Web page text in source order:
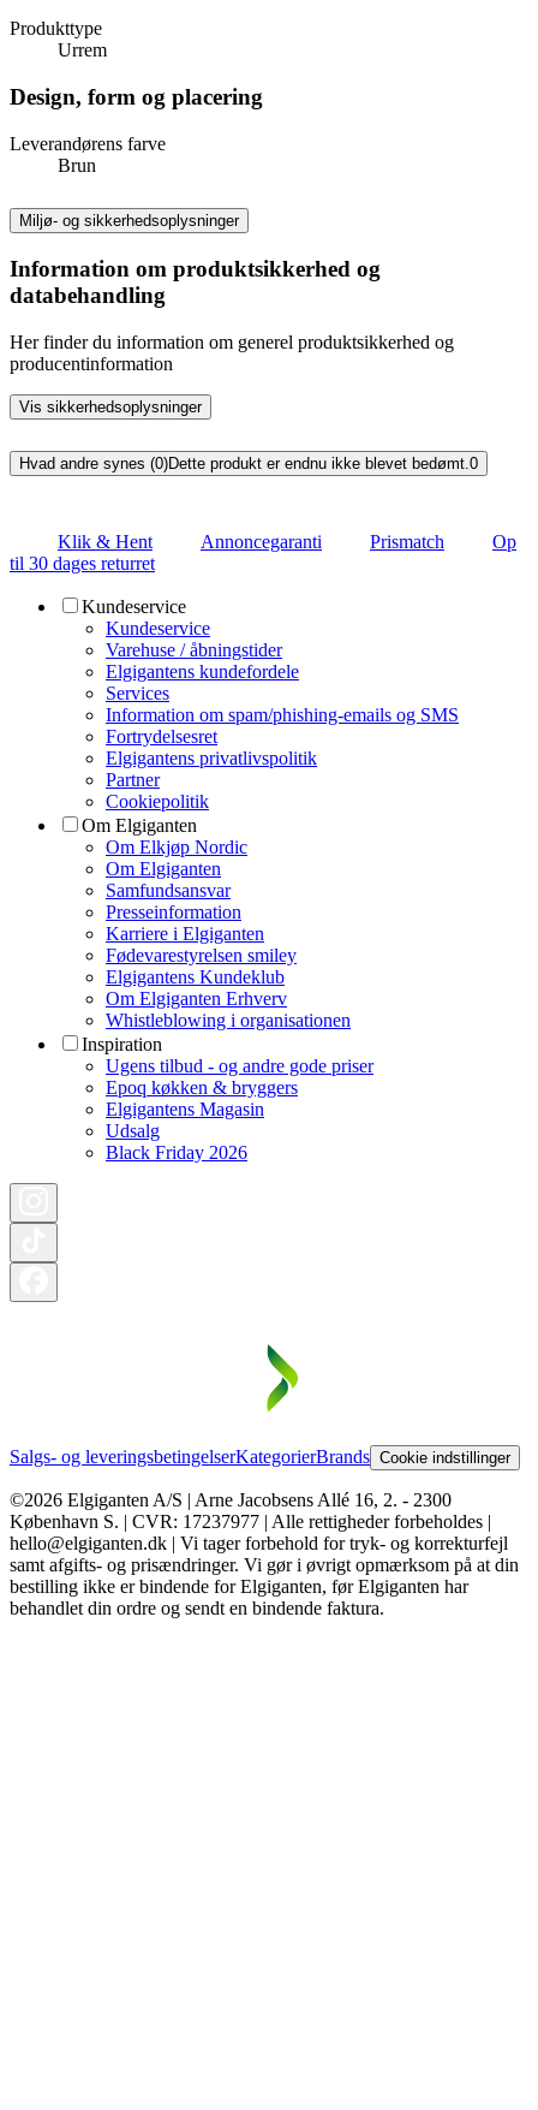
Produkttype
Urrem
Design, form og placering
Leverandørens farve
Brun
Miljø- og sikkerhedsoplysninger
Information om produktsikkerhed og
databehandling
Her finder du information om generel produktsikkerhed og
producentinformation
Vis sikkerhedsoplysninger
Hvad andre synes (0)Dette produkt er endnu ikke blevet bedømt.0
Klik & Hent Annoncegaranti Prismatch
Op
til 30 dages returret
Kundeservice
Kundeservice
Varehuse / åbningstider
Elgigantens kundefordele
Services
Information om spam/phishing-emails og SMS
Fortrydelsesret
Elgigantens privatlivspolitik
Partner
Cookiepolitik
Om Elgiganten
Om Elkjøp Nordic
Om Elgiganten
Samfundsansvar
Presseinformation
Karriere i Elgiganten
Fødevarestyrelsen smiley
Elgigantens Kundeklub
Om Elgiganten Erhverv
Whistleblowing i organisationen
Inspiration
Ugens tilbud - og andre gode priser
Epoq køkken & bryggers
Elgigantens Magasin
Udsalg
Black Friday 2026
Salgs- og leveringsbetingelserKategorierBrands Cookie indstillinger
©2026 Elgiganten A/S | Arne Jacobsens Allé 16, 2. - 2300
København S. | CVR: 17237977 | Alle rettigheder forbeholdes |
hello@elgiganten.dk | Vi tager forbehold for tryk- og korrekturfejl
samt afgifts- og prisændringer. Vi gør i øvrigt opmærksom på at din
bestilling ikke er bindende for Elgiganten, før Elgiganten har
behandlet din ordre og sendt en bindende faktura.